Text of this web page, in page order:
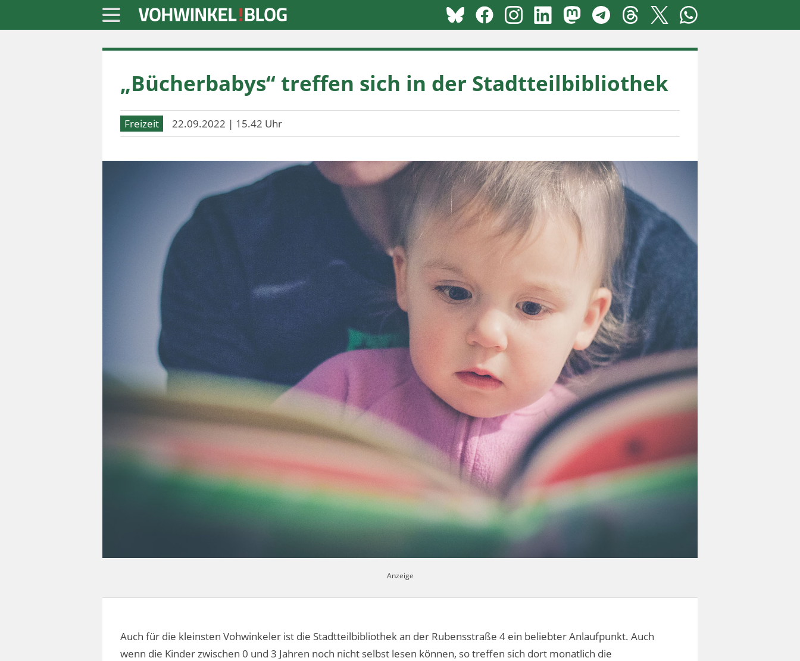
Startseite
» Blaulicht
» Notizen
Datenschutz
Impressum
„Bücherbabys“ treffen sich in der Stadtteilbibliothek
Freizeit 22.09.2022 | 15.42 Uhr
Auch für die kleinsten Vohwinkeler ist die Stadtteilbibliothek an der Rubensstraße 4 ein beliebter Anlaufpunkt. Auch
wenn die Kinder zwischen 0 und 3 Jahren noch nicht selbst lesen können, so treffen sich dort monatlich die